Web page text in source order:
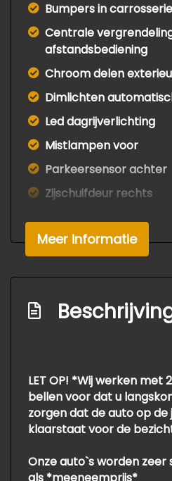
Bumpers in
Centrale
afstandsbediening
Chroom delen
Dimlichten
Led dagrijverlichting
Mistlampen voor
Parkeersensor achter
Zijschuifdeur rechts
Interieur
2 zitplaatsen rechtsvoor
Airco
Armsteun voor
Bestuurdersstoel in
Lendesteun(en)
Stuur verstelbaar
Overige
Anti blokkeer systeem
Meer informatie
LET OP! *Wij werken met
bellen voor dat u
zorgen dat de auto op de
klaarstaat voor de
Onze auto`s worden